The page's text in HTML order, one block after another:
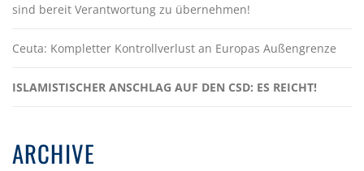
sind bereit Verantwortung zu übernehmen!
Ceuta: Kompletter Kontrollverlust an Europas Außengrenze
ISLAMISTISCHER ANSCHLAG AUF DEN CSD: ES REICHT!
ARCHIVE